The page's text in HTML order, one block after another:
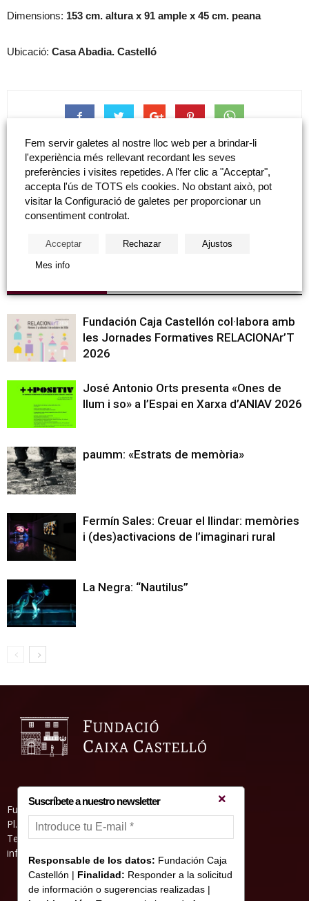
Dimensions: 153 cm. altura x 91 ample x 45 cm. peana
Ubicació: Casa Abadia. Castelló
tweet
Article anterior
Enrique Gimeno Salvador:
«Tarancón»
Següent article
Fundación Caja Castellón col·labora amb
les Jornades Formatives RELACIONAr’T
2026
José Antonio Orts presenta «Ones de
llum i so» a l’Espai en Xarxa d’ANIAV 2026
paumm: «Estrats de memòria»
Fermín Sales: Creuar el llindar: memòries
i (des)activacions de l’imaginari rural
La Negra: “Nautilus”
Fundació Caixa Castelló • Casa Abadía
Pl. de l’Herba, s/nº. 12001 Castelló de la Plana
Telèfon 964 232 551 • Fax 964 231 550
informacion@fundacioncajacastellon.es
Suscríbete a nuestro newsletter
Responsable de los datos: Fundación Caja
Castellón | Finalidad: Responder a la solicitud
de información o sugerencias realizadas |
Fem servir galetes al nostre lloc web per a brindar-li
l'experiència més rellevant recordant les seves
preferències i visites repetides. A l'fer clic a "Acceptar",
accepta l'ús de TOTS els cookies. No obstant això, pot
visitar la Configuració de galetes per proporcionar un
consentiment controlat.
Acceptar Rechazar Ajustos
Mes info